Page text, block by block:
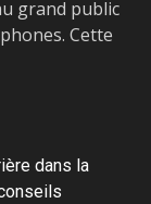
grand public
Cette
dans la